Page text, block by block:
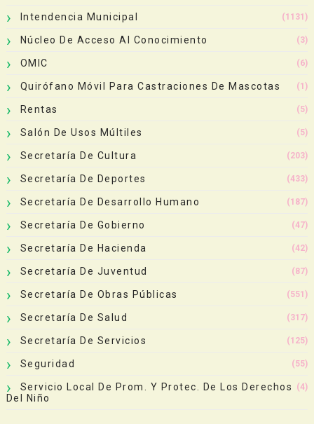
Intendencia Municipal (1131)
Núcleo De Acceso Al Conocimiento (3)
OMIC (6)
Quirófano Móvil Para Castraciones De Mascotas (1)
Rentas (5)
Salón De Usos Múltiles (5)
Secretaría De Cultura (203)
Secretaría De Deportes (433)
Secretaría De Desarrollo Humano (187)
Secretaría De Gobierno (47)
Secretaría De Hacienda (42)
Secretaría De Juventud (87)
Secretaría De Obras Públicas (551)
Secretaría De Salud (317)
Secretaría De Servicios (125)
Seguridad (55)
Servicio Local De Prom. Y Protec. De Los Derechos
Del Niño
(4)